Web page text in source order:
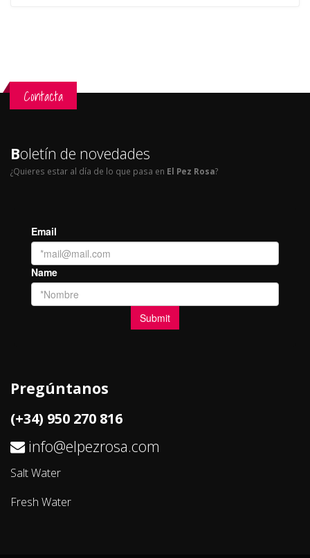
Contacta
Boletín de novedades
¿Quieres estar al día de lo que pasa en El Pez Rosa?
Pregúntanos
(+34) 950 270 816
info@elpezrosa.com
Salt Water
Fresh Water